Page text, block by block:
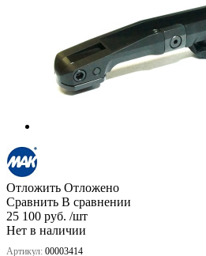
Отложить Отложено
Сравнить В сравнении
25 100 руб. /шт
Нет в наличии
Артикул: 00003414